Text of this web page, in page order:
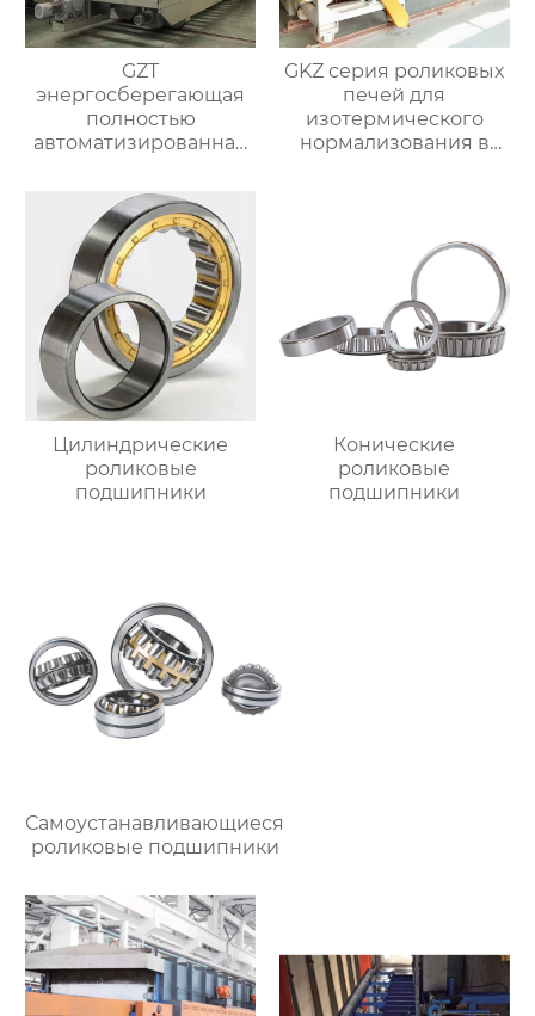
GZT
энергосберегающая
полностью
автоматизированная
контролируемой
атмосферой
GKZ серия роликовых
печей для
изотермического
нормализования в
Цилиндрические
роликовые
подшипники
Конические
роликовые
подшипники
Самоустанавливающиеся
роликовые подшипники